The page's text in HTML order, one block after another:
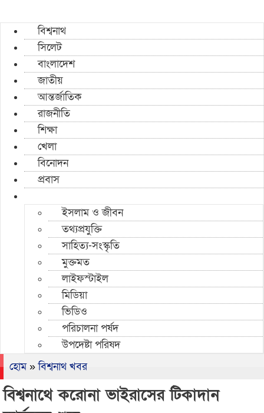
বিশ্বনাথ
সিলেট
বাংলাদেশ
জাতীয়
আন্তর্জাতিক
রাজনীতি
শিক্ষা
খেলা
বিনোদন
প্রবাস
ইসলাম ও জীবন
তথ্যপ্রযুক্তি
সাহিত্য-সংস্কৃতি
মুক্তমত
লাইফস্টাইল
মিডিয়া
ভিডিও
পরিচালনা পর্ষদ
উপদেষ্টা পরিষদ
হোম»বিশ্বনাথ খবর
বিশ্বনাথে করোনা ভাইরাসের টিকাদান